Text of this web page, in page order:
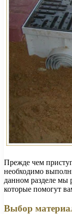
Прежде чем
необходимо
данном разделе мы
которые помогут
Выбор